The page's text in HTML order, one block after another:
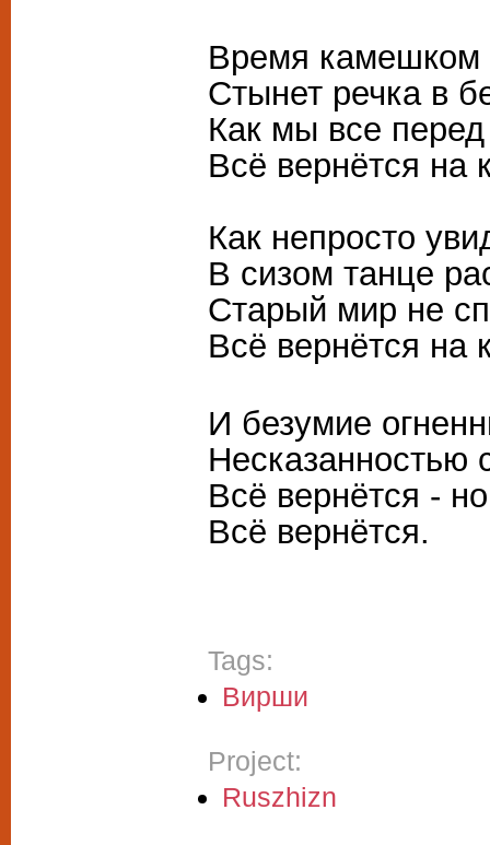
Время камешком
Стынет речка в
Как мы все перед
Всё вернётся на
Как непросто
В сизом танце
Старый мир не
Всё вернётся на
И безумие
Несказанностью
Всё вернётся -
Всё вернётся.
Tags:
Вирши
Project:
Ruszhizn